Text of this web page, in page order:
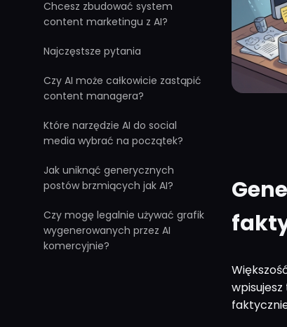
Chcesz zbudować system
content marketingu z AI?
Najczęstsze pytania
Czy AI może całkowicie zastąpić
content managera?
Które narzędzie AI do social
media wybrać na początek?
Jak uniknąć generycznych
postów brzmiących jak AI?
Czy mogę legalnie używać grafik
wygenerowanych przez AI
komercyjnie?